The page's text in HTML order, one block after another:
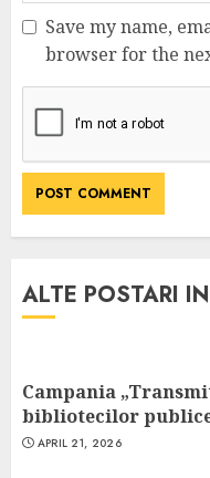
Save my name,
browser for the
ALTE POSTARI
Campania
bibliotecilor
APRIL 21, 2026